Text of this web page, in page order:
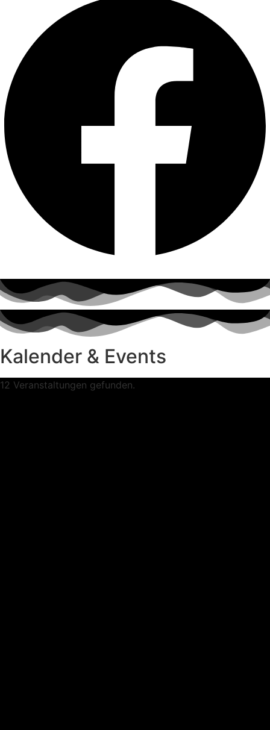
Kalender & Events
12 Veranstaltungen gefunden.